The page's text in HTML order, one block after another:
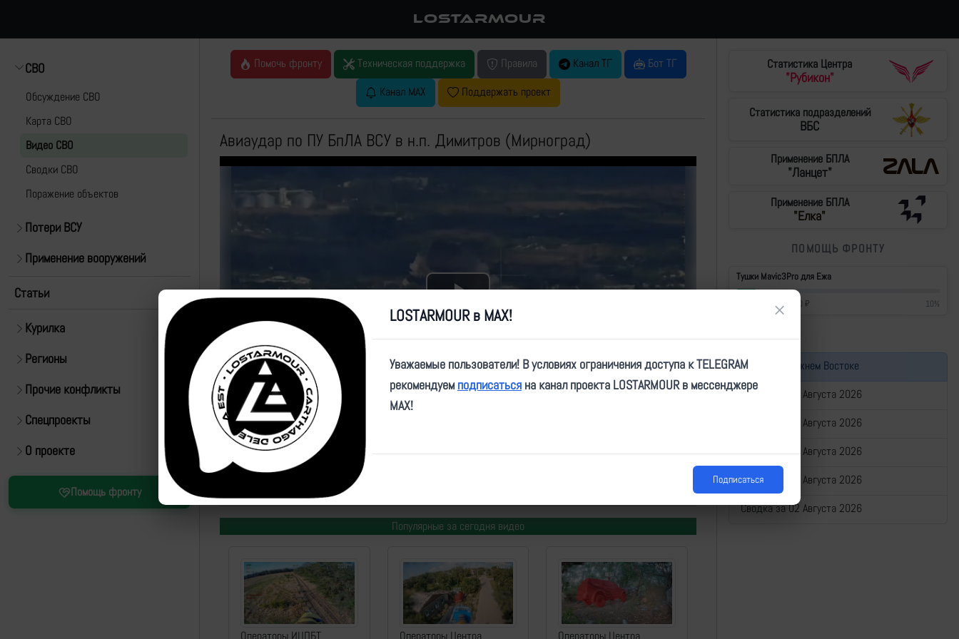
LOSTARMOUR
СВО
Обсуждение СВО
Карта СВО
Видео СВО
Cводки СВО
Поражение объектов
Потери ВСУ
Применение вооружений
Статьи
Курилка
Регионы
Прочие конфликты
Спецпроекты
О проекте
Помощь фронту
Помочь фронту Техническая поддержка Правила Канал ТГ
Бот ТГ
Канал MAX
Поддержать проект
Авиаудар по ПУ БпЛА ВСУ в н.п. Димитров (Мирноград)
Play
Video
Источник:https://t.me/The_Wrong_Side/25419
ID:46044| Автор: 2025-08-26
Популярные за сегодня видео
Операторы ИЦПБТ Операторы Центра Операторы Центра
Статистика Центра
"Рубикон"
Статистика подразделений
ВБС
Применение БПЛА
"Ланцет"
Применение БПЛА
"Елка"
ПОМОЩЬ ФРОНТУ
Тушки Mavic3Pro для Ежа
430 000 ₽ 10%
Война на Ближнем Востоке
Сводка за 06 Августа 2026
Сводка за 05 Августа 2026
Сводка за 04 Августа 2026
Сводка за 03 Августа 2026
Сводка за 02 Августа 2026
LOSTARMOUR в MAX! ×
Уважаемые пользователи! В условиях ограничения доступа к TELEGRAM
рекомендуем подписаться на канал проекта LOSTARMOUR в мессенджере
MAX!
Подписаться